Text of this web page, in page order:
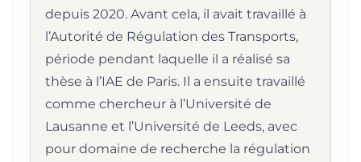
depuis 2020. Avant cela, il avait travaillé à
l’Autorité de Régulation des Transports,
période pendant laquelle il a réalisé sa
thèse à l’IAE de Paris. Il a ensuite travaillé
comme chercheur à l’Université de
Lausanne et l’Université de Leeds, avec
pour domaine de recherche la régulation